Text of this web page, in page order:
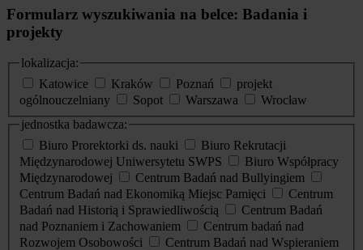
Formularz wyszukiwania na belce: Badania i
projekty
lokalizacja:
Katowice
Kraków Poznań
projekt
ogólnouczelniany
Sopot Warszawa
Wrocław
jednostka badawcza:
Biuro Prorektorki ds. nauki
Biuro Rekrutacji
Międzynarodowej Uniwersytetu SWPS
Biuro Współpracy
Międzynarodowej
Centrum Badań nad Bullyingiem
Centrum Badań nad Ekonomiką Miejsc Pamięci
Centrum
Badań nad Historią i Sprawiedliwością
Centrum Badań
nad Poznaniem i Zachowaniem
Centrum badań nad
Rozwojem Osobowości
Centrum Badań nad Wspieraniem